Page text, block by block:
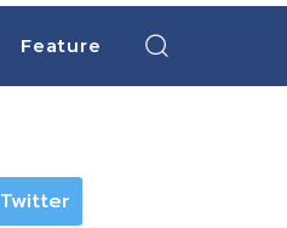
Feature
Twitter